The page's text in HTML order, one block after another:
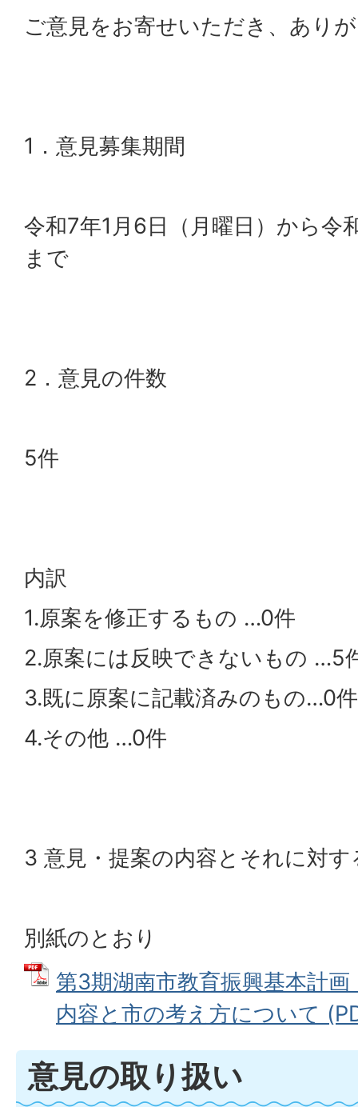
ご意見をお寄せいただき、あり
1．意見募集期間
令和7年1月6日（月曜日）から令
まで
2．意見の件数
5件
内訳
1.原案を修正するもの …0件
2.原案には反映できないもの …5
3.既に原案に記載済みのもの…0件
4.その他 …0件
3 意見・提案の内容とそれに対
別紙のとおり
第3期湖南市教育振興基本計
内容と市の考え方について
意見の取り扱い